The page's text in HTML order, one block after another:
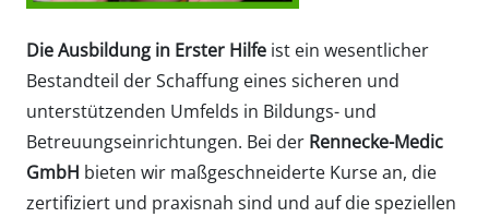
Die Ausbildung in Erster Hilfe ist ein wesentlicher
Bestandteil der Schaffung eines sicheren und
unterstützenden Umfelds in Bildungs- und
Betreuungseinrichtungen. Bei der Rennecke-Medic
GmbH bieten wir maßgeschneiderte Kurse an, die
zertifiziert und praxisnah sind und auf die speziellen